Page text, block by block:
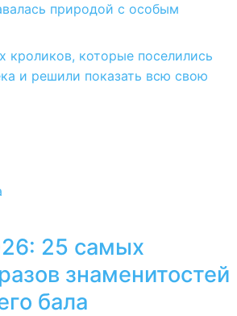
природой с особым
кроликов, которые поселились
и решили показать всю свою
25 самых
знаменитостей
бала